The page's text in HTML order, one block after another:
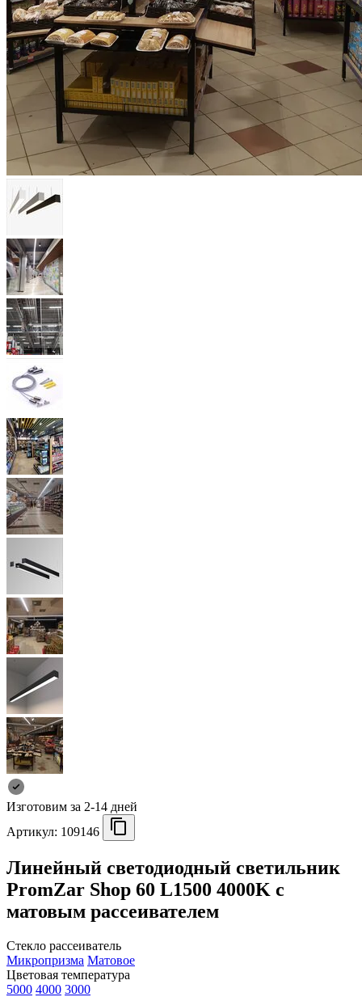
Изготовим за 2-14 дней
Артикул: 109146
Линейный светодиодный светильник
PromZar Shop 60 L1500 4000K с
матовым рассеивателем
Стекло рассеиватель
Микропризма Матовое
Цветовая температура
5000 4000 3000